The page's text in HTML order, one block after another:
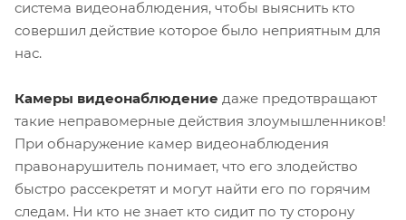
система видеонаблюдения, чтобы выяснить кто
совершил действие которое было неприятным для
нас.
Камеры видеонаблюдение даже предотвращают
такие неправомерные действия злоумышленников!
При обнаружение камер видеонаблюдения
правонарушитель понимает, что его злодейство
быстро рассекретят и могут найти его по горячим
следам. Ни кто не знает кто сидит по ту сторону